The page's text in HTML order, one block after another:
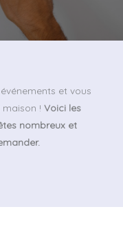
et vous
! Voici les
nombreux et